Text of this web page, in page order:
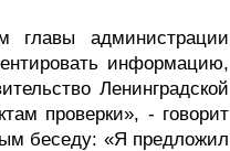
главы администрации
информацию,
Ленинградской
проверки», - говорит
беседу: «Я предложил